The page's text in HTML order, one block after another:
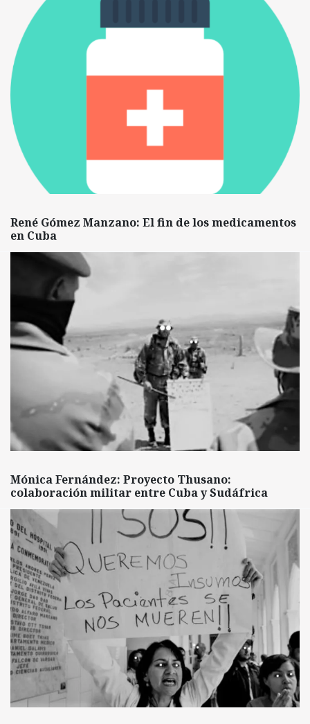
René Gómez Manzano: El fin de los medicamentos
en Cuba
Mónica Fernández: Proyecto Thusano:
colaboración militar entre Cuba y Sudáfrica